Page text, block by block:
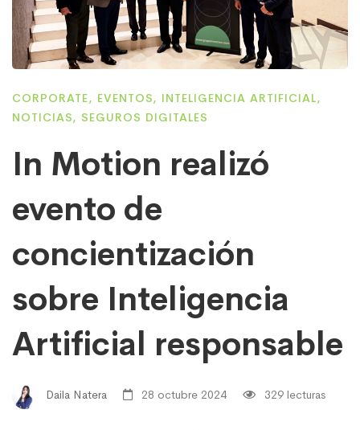
CORPORATE, EVENTOS, INTELIGENCIA ARTIFICIAL,
NOTICIAS, SEGUROS DIGITALES
In Motion realizó
evento de
concientización
sobre Inteligencia
Artificial responsable
Daila Natera 28 octubre 2024 329 lecturas